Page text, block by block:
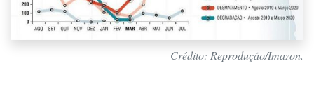
Crédito: Reprodução/Imazon.